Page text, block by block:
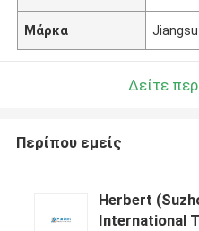
Μάρκα
Δείτε
Περίπου εμείς
Herbert
International